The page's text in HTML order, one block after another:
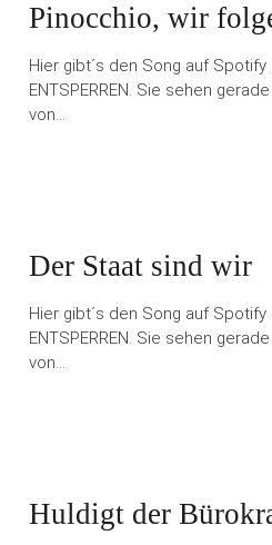
Pinocchio, wir
Hier gibt´s den Song auf Spotify
ENTSPERREN. Sie sehen
von…
Der Staat sind wir
Hier gibt´s den Song auf Spotify
ENTSPERREN. Sie sehen
von…
Huldigt der